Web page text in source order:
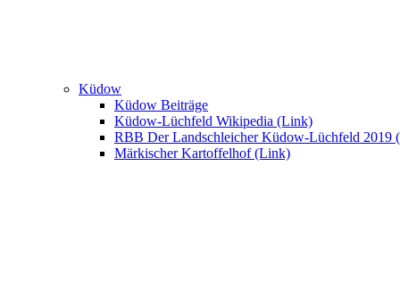
Küdow
Küdow Beiträge
Küdow-Lüchfeld Wikipedia (Link)
RBB Der Landschleicher Küdow-Lüchfeld 2019
Märkischer Kartoffelhof (Link)